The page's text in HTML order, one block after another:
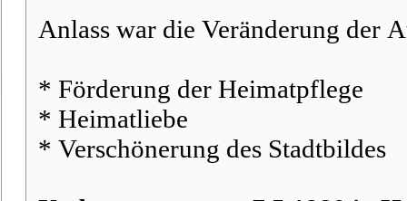
Anlass war die Veränderung der
* Förderung der Heimatpflege
* Heimatliebe
* Verschönerung des Stadtbildes